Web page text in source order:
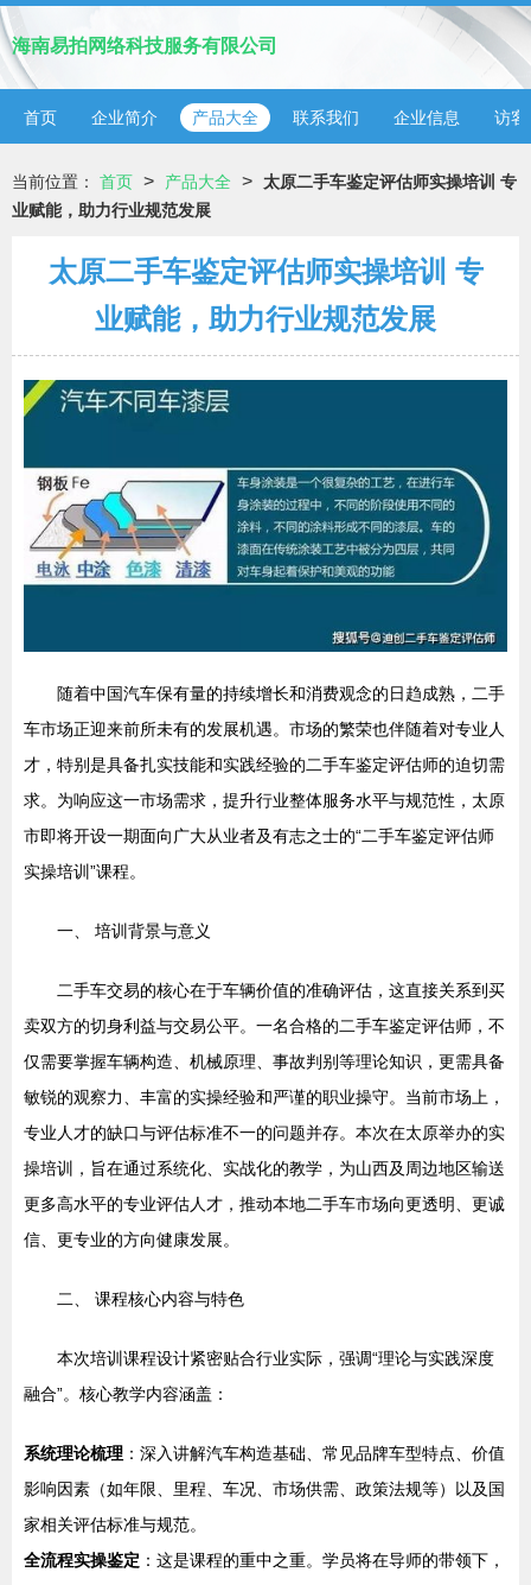
海南易拍网络科技服务有限公司
首页 企业简介 产品大全 联系我们 企业信息 访客
当前位置： 首页 > 产品大全 > 太原二手车鉴定评估师实操培训 专
业赋能，助力行业规范发展
太原二手车鉴定评估师实操培训 专
业赋能，助力行业规范发展
随着中国汽车保有量的持续增长和消费观念的日趋成熟，二手
车市场正迎来前所未有的发展机遇。市场的繁荣也伴随着对专业人
才，特别是具备扎实技能和实践经验的二手车鉴定评估师的迫切需
求。为响应这一市场需求，提升行业整体服务水平与规范性，太原
市即将开设一期面向广大从业者及有志之士的“二手车鉴定评估师
实操培训”课程。
一、 培训背景与意义
二手车交易的核心在于车辆价值的准确评估，这直接关系到买
卖双方的切身利益与交易公平。一名合格的二手车鉴定评估师，不
仅需要掌握车辆构造、机械原理、事故判别等理论知识，更需具备
敏锐的观察力、丰富的实操经验和严谨的职业操守。当前市场上，
专业人才的缺口与评估标准不一的问题并存。本次在太原举办的实
操培训，旨在通过系统化、实战化的教学，为山西及周边地区输送
更多高水平的专业评估人才，推动本地二手车市场向更透明、更诚
信、更专业的方向健康发展。
二、 课程核心内容与特色
本次培训课程设计紧密贴合行业实际，强调“理论与实践深度
融合”。核心教学内容涵盖：
系统理论梳理 ：深入讲解汽车构造基础、常见品牌车型特点、价值
影响因素（如年限、里程、车况、市场供需、政策法规等）以及国
家相关评估标准与规范。
全流程实操鉴定 ：这是课程的重中之重。学员将在导师的带领下，